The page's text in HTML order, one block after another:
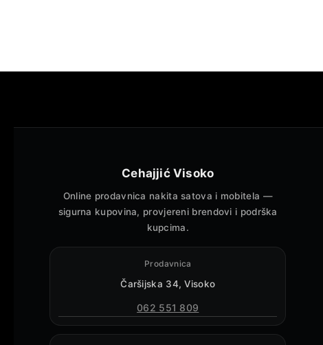
Cehajjić Visoko
Online prodavnica nakita satova i mobitela —
sigurna kupovina, provjereni brendovi i podrška
kupcima.
Prodavnica
Čaršijska 34, Visoko
062 551 809